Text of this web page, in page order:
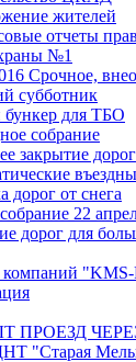
жителей
отчеты
№1
Срочное,
субботник
бункер для ТБО
собрание
закрытие дорог
дорог от снега
22
дорог для
компаний
ПРОЕЗД
"Старая